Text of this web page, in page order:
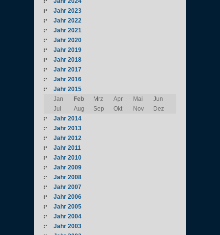
Jahr 2023
Jahr 2022
Jahr 2021
Jahr 2020
Jahr 2019
Jahr 2018
Jahr 2017
Jahr 2016
Jahr 2015
Jan
Feb Mrz Apr Mai
Jun
Jul
Aug Sep Okt Nov
Dez
Jahr 2014
Jahr 2013
Jahr 2012
Jahr 2011
Jahr 2010
Jahr 2009
Jahr 2008
Jahr 2007
Jahr 2006
Jahr 2005
Jahr 2004
Jahr 2003